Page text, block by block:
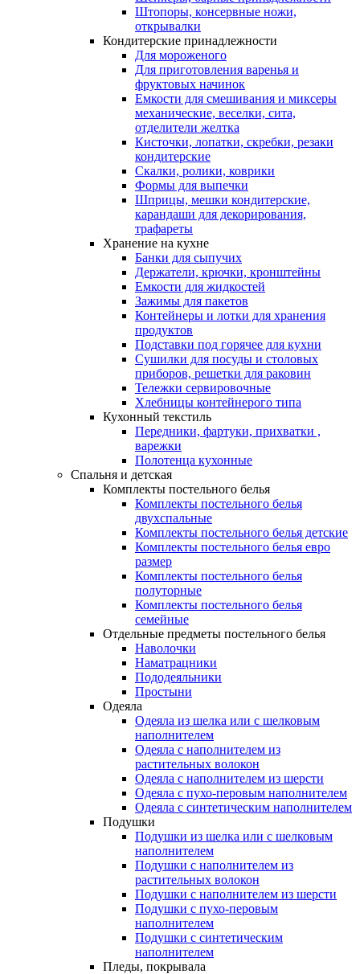
Штопоры, консервные ножи,
открывалки
Кондитерские принадлежности
Для мороженого
Для приготовления варенья и
фруктовых начинок
Емкости для смешивания и миксеры
механические, веселки, сита,
отделители желтка
Кисточки, лопатки, скребки, резаки
кондитерские
Скалки, ролики, коврики
Формы для выпечки
Шприцы, мешки кондитерские,
карандаши для декорирования,
трафареты
Хранение на кухне
Банки для сыпучих
Держатели, крючки, кронштейны
Емкости для жидкостей
Зажимы для пакетов
Контейнеры и лотки для хранения
продуктов
Подставки под горячее для кухни
Сушилки для посуды и столовых
приборов, решетки для раковин
Тележки сервировочные
Хлебницы контейнерого типа
Кухонный текстиль
Передники, фартуки, прихватки ,
варежки
Полотенца кухонные
Спальня и детская
Комплекты постельного белья
Комплекты постельного белья
двухспальные
Комплекты постельного белья детские
Комплекты постельного белья евро
размер
Комплекты постельного белья
полуторные
Комплекты постельного белья
семейные
Отдельные предметы постельного белья
Наволочки
Наматрацники
Пододеяльники
Простыни
Одеяла
Одеяла из шелка или с шелковым
наполнителем
Одеяла с наполнителем из
растительных волокон
Одеяла с наполнителем из шерсти
Одеяла с пухо-перовым наполнителем
Одеяла с синтетическим наполнителем
Подушки
Подушки из шелка или с шелковым
наполнителем
Подушки с наполнителем из
растительных волокон
Подушки с наполнителем из шерсти
Подушки с пухо-перовым
наполнителем
Подушки с синтетическим
наполнителем
Пледы, покрывала